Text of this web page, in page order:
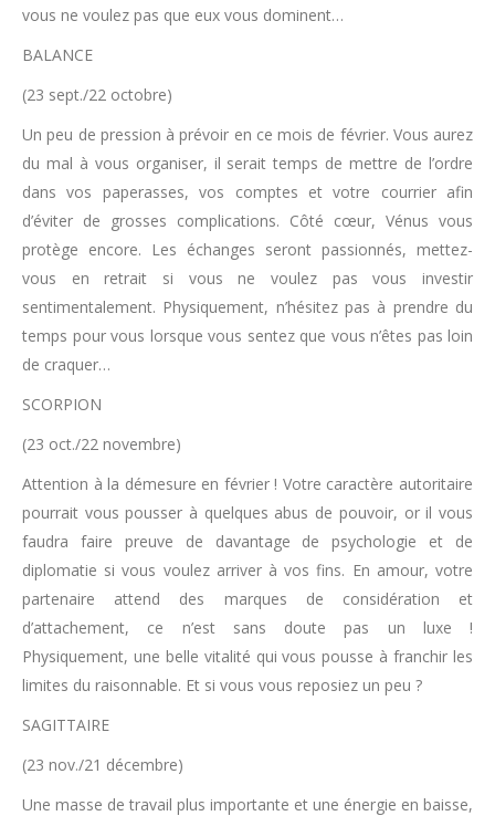
vous ne voulez pas que eux vous dominent…
BALANCE
(23 sept./22 octobre)
Un peu de pression à prévoir en ce mois de février. Vous aurez
du mal à vous organiser, il serait temps de mettre de l’ordre
dans vos paperasses, vos comptes et votre courrier afin
d’éviter de grosses complications. Côté cœur, Vénus vous
protège encore. Les échanges seront passionnés, mettez-
vous en retrait si vous ne voulez pas vous investir
sentimentalement. Physiquement, n’hésitez pas à prendre du
temps pour vous lorsque vous sentez que vous n’êtes pas loin
de craquer…
SCORPION
(23 oct./22 novembre)
Attention à la démesure en février ! Votre caractère autoritaire
pourrait vous pousser à quelques abus de pouvoir, or il vous
faudra faire preuve de davantage de psychologie et de
diplomatie si vous voulez arriver à vos fins. En amour, votre
partenaire attend des marques de considération et
d’attachement, ce n’est sans doute pas un luxe !
Physiquement, une belle vitalité qui vous pousse à franchir les
limites du raisonnable. Et si vous vous reposiez un peu ?
SAGITTAIRE
(23 nov./21 décembre)
Une masse de travail plus importante et une énergie en baisse,